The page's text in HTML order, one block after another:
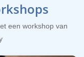
een workshop van